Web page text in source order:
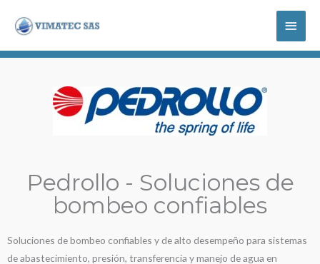
Menú
Pedrollo - Soluciones de
bombeo confiables
Soluciones de bombeo confiables y de alto desempeño para sistemas
de abastecimiento, presión, transferencia y manejo de agua en